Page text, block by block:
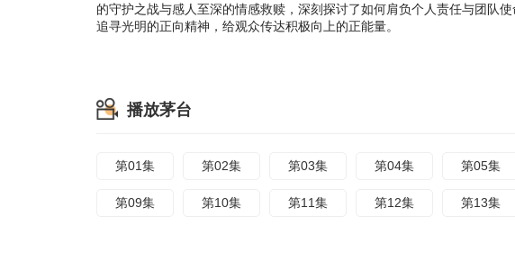
的守护之战与感人至深的情感救赎，深刻探讨了如何肩负个人责任与团队
追寻光明的正向精神，给观众传达积极向上的正能量。
播放茅台
第01集 第02集 第03集 第04集 第05集
第09集 第10集 第11集 第12集 第13集